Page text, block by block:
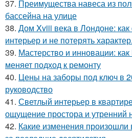
37. Преимущества навеса из
бассейна на улице
38. Дом Xviii века в Лондоне: как
интерьер и не потерять характер.
39. Мастерство и инновации:
меняет подход к ремонту
40. Цены на заборы под ключ в
руководство
41. Светлый интерьер в
ощущение простора и утренний
42. Какие изменения произошли